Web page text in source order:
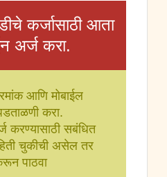
कर्जासाठी आता
अर्ज करा.
आणि मोबाईल
करा.
करण्यासाठी सबंधित
चुकीची असेल तर
पाठवा